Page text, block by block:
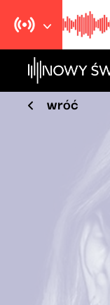
wróć